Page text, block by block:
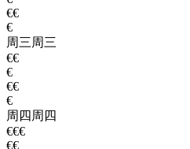
€€
€
周三周三
€€
€
€€
€
周四 周四
€€€
€€